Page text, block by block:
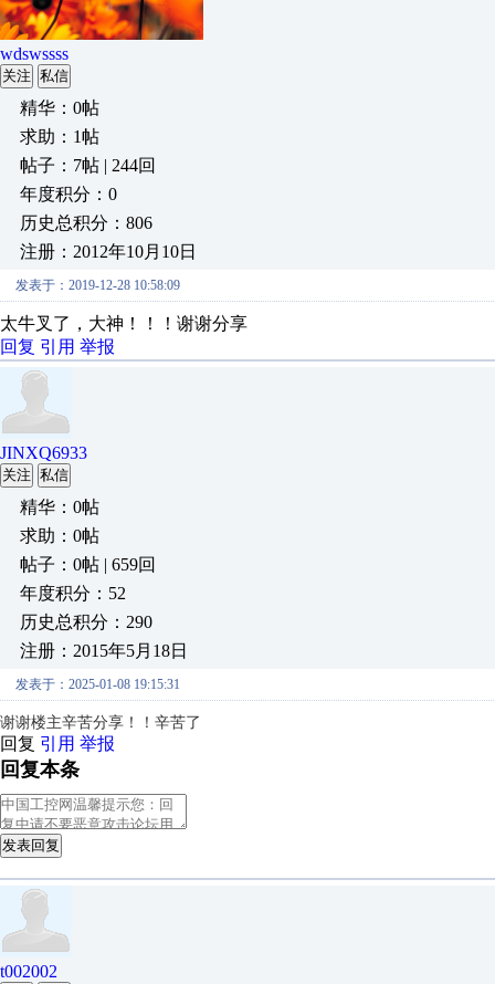
wdswssss
关注 私信
精华：0帖
求助：1帖
帖子：7帖 | 244回
年度积分：0
历史总积分：806
注册：2012年10月10日
发表于：2019-12-28 10:58:09
太牛叉了，大神！！！谢谢分享
回复 引用 举报
JINXQ6933
关注 私信
精华：0帖
求助：0帖
帖子：0帖 | 659回
年度积分：52
历史总积分：290
注册：2015年5月18日
发表于：2025-01-08 19:15:31
谢谢楼主辛苦分享！！辛苦了
回复 引用 举报
回复本条
发表回复
t002002